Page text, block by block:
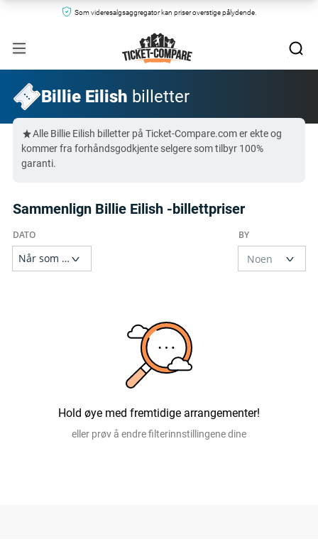
Som videresalgsaggregator kan priser overstige pålydende.
Billie Eilish billetter
Alle Billie Eilish billetter på Ticket-Compare.com er ekte og
kommer fra forhåndsgodkjente selgere som tilbyr 100%
garanti.
Sammenlign Billie Eilish -billettpriser
Hold øye med fremtidige arrangementer!
eller prøv å endre filterinnstillingene dine